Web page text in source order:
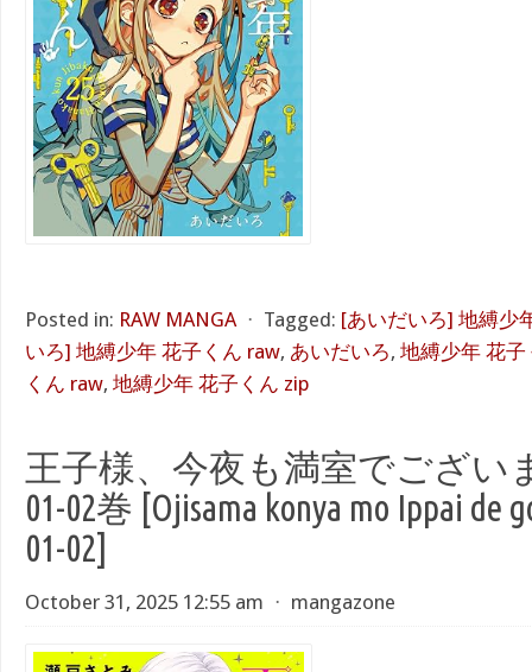
Posted in: RAW MANGA ⋅ Tagged: [あいだいろ] 地縛少
いろ] 地縛少年 花子くん raw, あいだいろ, 地縛少年 花子
くん raw, 地縛少年 花子くん zip
王子様、今夜も満室でござい
01-02巻 [Ojisama konya mo Ippai de
01-02]
October 31, 2025 12:55 am ⋅ mangazone